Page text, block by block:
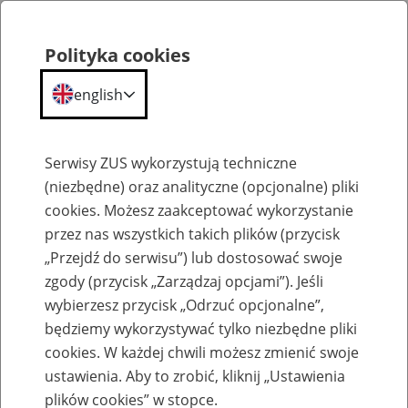
Komunikaty
Polityka cookies
english
Serwisy ZUS wykorzystują techniczne
(niezbędne) oraz analityczne (opcjonalne) pliki
cookies. Możesz zaakceptować wykorzystanie
przez nas wszystkich takich plików (przycisk
„Przejdź do serwisu”) lub dostosować swoje
zgody (przycisk „Zarządzaj opcjami”). Jeśli
wybierzesz przycisk „Odrzuć opcjonalne”,
będziemy wykorzystywać tylko niezbędne pliki
cookies. W każdej chwili możesz zmienić swoje
ustawienia. Aby to zrobić, kliknij „Ustawienia
plików cookies” w stopce.